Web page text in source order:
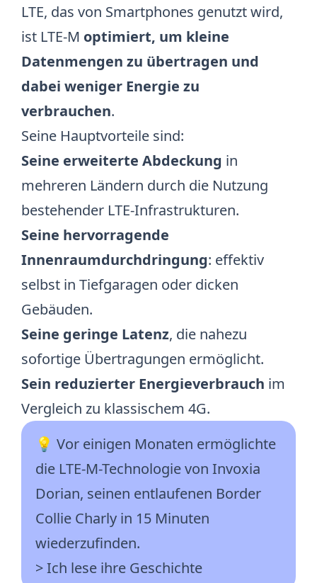
LTE, das von Smartphones genutzt wird,
ist LTE-M optimiert, um kleine
Datenmengen zu übertragen und
dabei weniger Energie zu
verbrauchen.
Seine Hauptvorteile sind:
Seine erweiterte Abdeckung in
mehreren Ländern durch die Nutzung
bestehender LTE-Infrastrukturen.
Seine hervorragende
Innenraumdurchdringung: effektiv
selbst in Tiefgaragen oder dicken
Gebäuden.
Seine geringe Latenz, die nahezu
sofortige Übertragungen ermöglicht.
Sein reduzierter Energieverbrauch im
Vergleich zu klassischem 4G.
💡 Vor einigen Monaten ermöglichte
die LTE-M-Technologie von Invoxia
Dorian, seinen entlaufenen Border
Collie Charly in 15 Minuten
wiederzufinden.
> Ich lese ihre Geschichte